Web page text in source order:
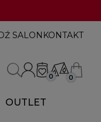
SALON KONTAKT
0 0
OUTLET